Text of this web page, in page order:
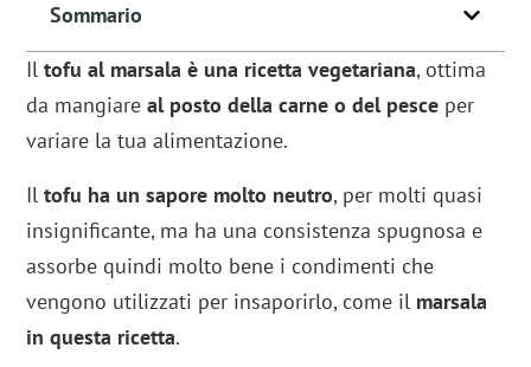
Sommario
Il tofu al marsala è una ricetta vegetariana, ottima
da mangiare al posto della carne o del pesce per
variare la tua alimentazione.
Iltofu ha un sapore molto neutro, per molti quasi
insignificante, ma ha una consistenza spugnosa e
assorbe quindi molto bene i condimenti che
vengono utilizzati per insaporirlo, come il marsala
in questa ricetta.